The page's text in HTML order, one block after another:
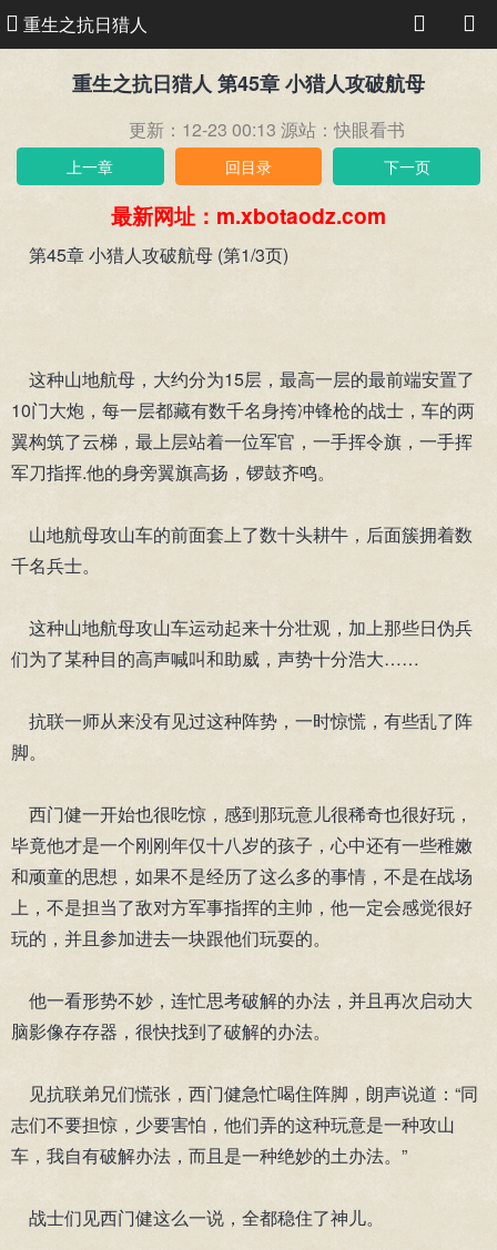
重生之抗日猎人
重生之抗日猎人 第45章 小猎人攻破航母
更新：12-23 00:13 源站：快眼看书
上一章 回目录 下一页
最新网址：m.xbotaodz.com
第45章 小猎人攻破航母 (第1/3页)
这种山地航母，大约分为15层，最高一层的最前端安置了
10门大炮，每一层都藏有数千名身挎冲锋枪的战士，车的两
翼构筑了云梯，最上层站着一位军官，一手挥令旗，一手挥
军刀指挥.他的身旁翼旗高扬，锣鼓齐鸣。
山地航母攻山车的前面套上了数十头耕牛，后面簇拥着数
千名兵士。
这种山地航母攻山车运动起来十分壮观，加上那些日伪兵
们为了某种目的高声喊叫和助威，声势十分浩大……
抗联一师从来没有见过这种阵势，一时惊慌，有些乱了阵
脚。
西门健一开始也很吃惊，感到那玩意儿很稀奇也很好玩，
毕竟他才是一个刚刚年仅十八岁的孩子，心中还有一些稚嫩
和顽童的思想，如果不是经历了这么多的事情，不是在战场
上，不是担当了敌对方军事指挥的主帅，他一定会感觉很好
玩的，并且参加进去一块跟他们玩耍的。
他一看形势不妙，连忙思考破解的办法，并且再次启动大
脑影像存存器，很快找到了破解的办法。
见抗联弟兄们慌张，西门健急忙喝住阵脚，朗声说道：“同
志们不要担惊，少要害怕，他们弄的这种玩意是一种攻山
车，我自有破解办法，而且是一种绝妙的土办法。”
战士们见西门健这么一说，全都稳住了神儿。